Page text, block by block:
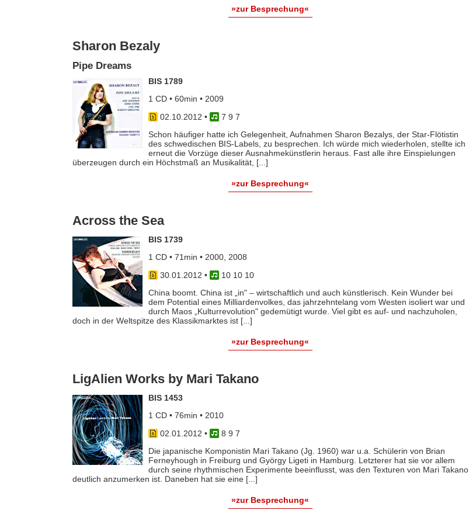
»zur Besprechung«
Sharon Bezaly
Pipe Dreams
BIS 1789
1 CD • 60min • 2009
02.10.2012 •
7 9 7
Schon häufiger hatte ich Gelegenheit, Aufnahmen Sharon Bezalys, der Star-Flötistin
des schwedischen BIS-Labels, zu besprechen. Ich würde mich wiederholen, stellte ich
erneut die Vorzüge dieser Ausnahmekünstlerin heraus. Fast alle ihre Einspielungen
überzeugen durch ein Höchstmaß an Musikalität, [...]
»zur Besprechung«
Across the Sea
BIS 1739
1 CD • 71min • 2000, 2008
30.01.2012 •
10 10 10
China boomt. China ist „in" – wirtschaftlich und auch künstlerisch. Kein Wunder bei
dem Potential eines Milliardenvolkes, das jahrzehntelang vom Westen isoliert war und
durch Maos „Kulturrevolution" gedemütigt wurde. Viel gibt es auf- und nachzuholen,
doch in der Weltspitze des Klassikmarktes ist [...]
»zur Besprechung«
LigAlien Works by Mari Takano
BIS 1453
1 CD • 76min • 2010
02.01.2012 •
8 9 7
Die japanische Komponistin Mari Takano (Jg. 1960) war u.a. Schülerin von Brian
Ferneyhough in Freiburg und György Ligeti in Hamburg. Letzterer hat sie vor allem
durch seine rhythmischen Experimente beeinflusst, was den Texturen von Mari Takano
deutlich anzumerken ist. Daneben hat sie eine [...]
»zur Besprechung«